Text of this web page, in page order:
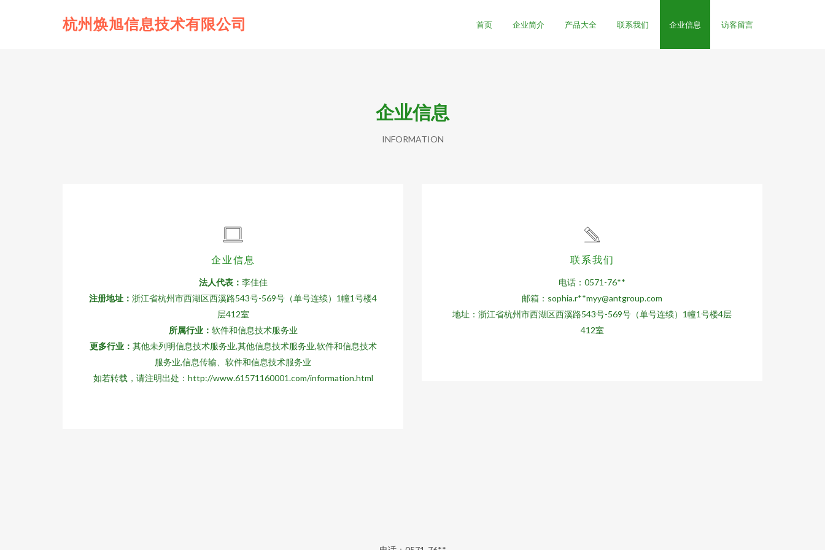
杭州焕旭信息技术有限公司 首页 企业简介 产品大全 联系我们 企业信息 访客留言
企业信息
INFORMATION
企业信息
法人代表： 李佳佳
注册地址： 浙江省杭州市西湖区西溪路543号-569号（单号连续）1幢1号楼4
层412室
所属行业： 软件和信息技术服务业
更多行业： 其他未列明信息技术服务业,其他信息技术服务业,软件和信息技术
服务业,信息传输、软件和信息技术服务业
如若转载，请注明出处：http://www.61571160001.com/information.html
联系我们
电话：0571-76**
邮箱：sophia.r**myy@antgroup.com
地址：浙江省杭州市西湖区西溪路543号-569号（单号连续）1幢1号楼4层
412室